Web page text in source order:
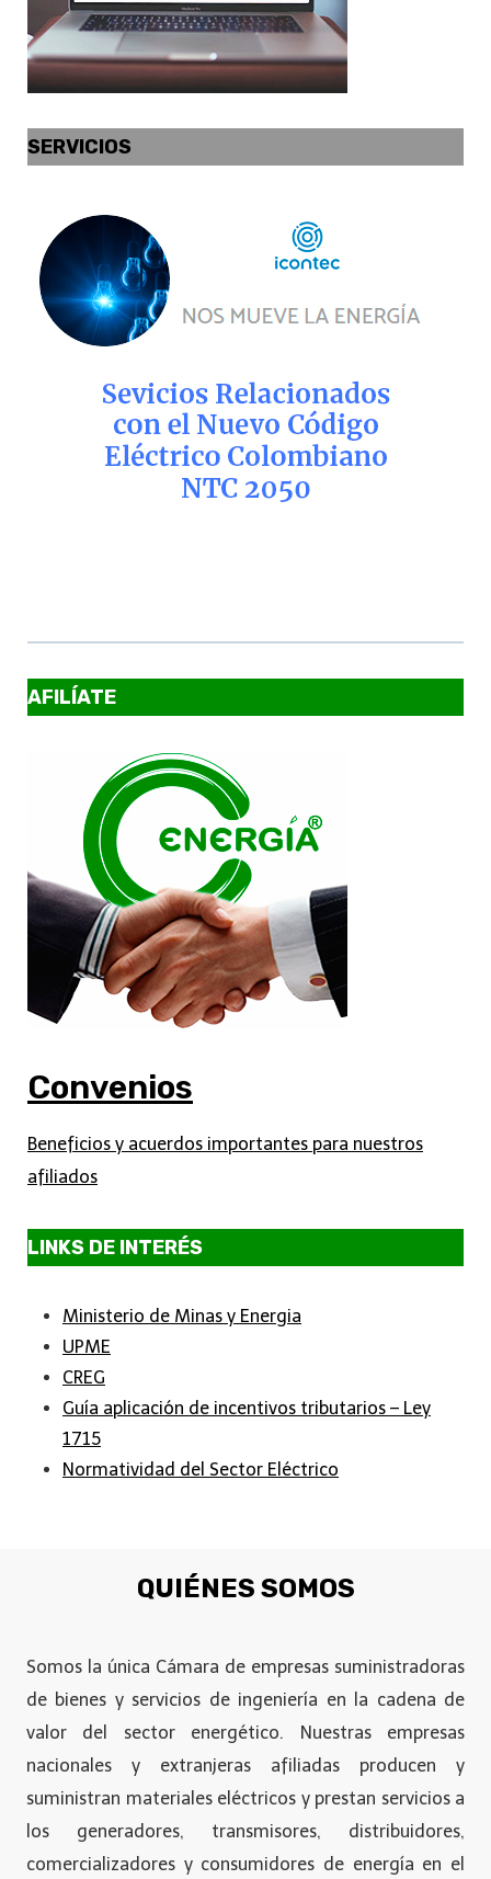
SERVICIOS
AFILÍATE
Convenios
Beneficios y acuerdos importantes para nuestros
afiliados
LINKS DE INTERÉS
Ministerio de Minas y Energia
UPME
CREG
Guía aplicación de incentivos tributarios – Ley
1715
Normatividad del Sector Eléctrico
QUIÉNES SOMOS
Somos la única Cámara de empresas suministradoras
de bienes y servicios de ingeniería en la cadena de
valor del sector energético. Nuestras empresas
nacionales y extranjeras afiliadas producen y
suministran materiales eléctricos y prestan servicios a
los generadores, transmisores, distribuidores,
comercializadores y consumidores de energía en el